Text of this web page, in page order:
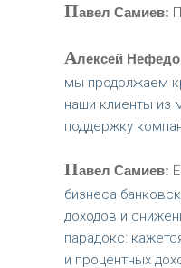
Павел Самиев:
Алексей
мы продолжаем
наши клиенты из
поддержку
Павел Самиев:
бизнеса
доходов и
парадокс:
и процентных